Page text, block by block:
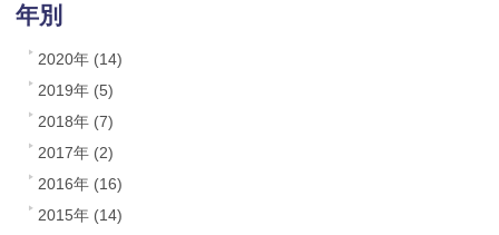
年別
2020年 (14)
2019年 (5)
2018年 (7)
2017年 (2)
2016年 (16)
2015年 (14)